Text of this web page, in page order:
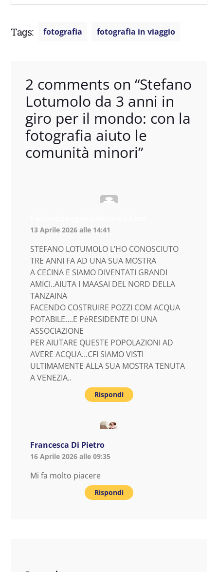
Tags: fotografia fotografia in viaggio
2 comments on “Stefano
Lotumolo da 3 anni in
giro per il mondo: con la
fotografia aiuto le
comunità minori”
13 Aprile 2026 alle 14:41
STEFANO LOTUMOLO L’HO CONOSCIUTO
TRE ANNI FA AD UNA SUA MOSTRA
A CECINA E SIAMO DIVENTATI GRANDI
AMICI..AIUTA I MAASAI DEL NORD DELLA
TANZAINA
FACENDO COSTRUIRE POZZI COM ACQUA
POTABILE….E PèRESIDENTE DI UNA
ASSOCIAZIONE
PER AIUTARE QUESTE POPOLAZIONI AD
AVERE ACQUA…CFI SIAMO VISTI
ULTIMAMENTE ALLA SUA MOSTRA TENUTA
A VENEZIA..
Rispondi
Francesca Di Pietro
16 Aprile 2026 alle 09:35
Mi fa molto piacere
Rispondi